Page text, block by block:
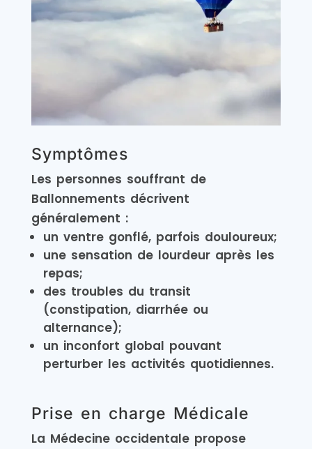
Symptômes
Les personnes souffrant de
Ballonnements décrivent
généralement :
un ventre gonflé, parfois douloureux;
une sensation de lourdeur après les
repas;
des troubles du transit
(constipation, diarrhée ou
alternance);
un inconfort global pouvant
perturber les activités quotidiennes.
Prise en charge Médicale
La Médecine occidentale propose